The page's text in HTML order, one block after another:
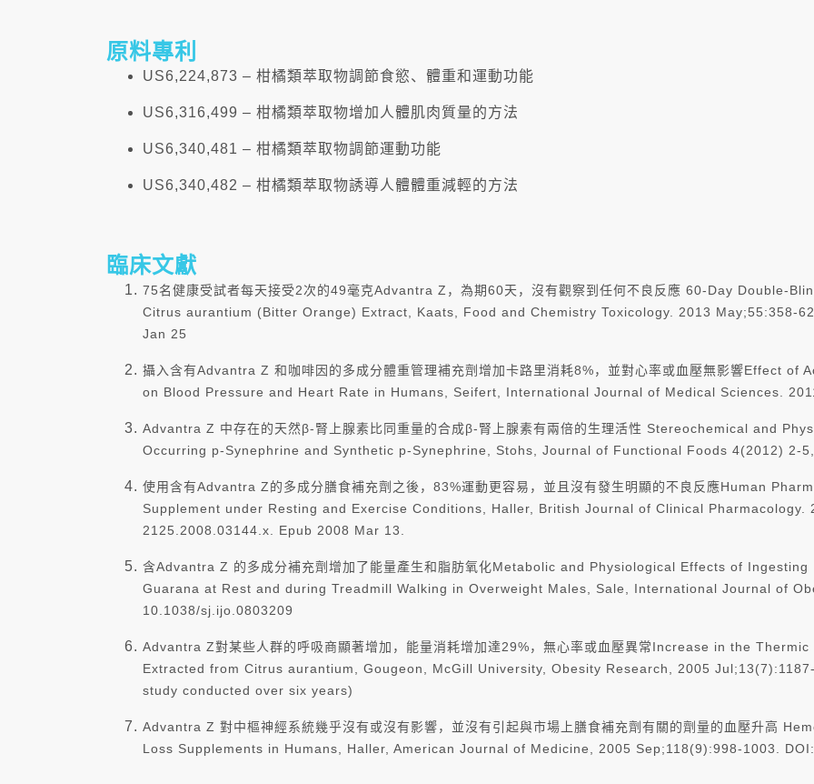
原料專利
US6,224,873 – 柑橘類萃取物調節食慾、體重和運動功能
US6,316,499 – 柑橘類萃取物增加人體肌肉質量的方法
US6,340,481 – 柑橘類萃取物調節運動功能
US6,340,482 – 柑橘類萃取物誘導人體體重減輕的方法
臨床文獻
75名健康受試者每天接受2次的49毫克Advantra Z，為期60天，沒有觀察到任何不良反應 60-Day Double-
Citrus aurantium (Bitter Orange) Extract, Kaats, Food and Chemistry Toxicology. 2013 May;55:358-
Jan 25
攝入含有Advantra Z 和咖啡因的多成分體重管理補充劑增加卡路里消耗8%，並對心率或血壓無影響Effect of
on Blood Pressure and Heart Rate in Humans, Seifert, International Journal of Medical Sciences.
Advantra Z 中存在的天然β-腎上腺素比同重量的合成β-腎上腺素有兩倍的生理活性 Stereochemical and
Occurring p-Synephrine and Synthetic p-Synephrine, Stohs, Journal of Functional Foods 4(2012) 2-
使用含有Advantra Z的多成分膳食補充劑之後，83%運動更容易，並且沒有發生明顯的不良反應Human
Supplement under Resting and Exercise Conditions, Haller, British Journal of Clinical
2125.2008.03144.x. Epub 2008 Mar 13.
含Advantra Z 的多成分補充劑增加了能量產生和脂肪氧化Metabolic and Physiological Effects of
Guarana at Rest and during Treadmill Walking in Overweight Males, Sale, International Journal of
10.1038/sj.ijo.0803209
Advantra Z對某些人群的呼吸商顯著增加，能量消耗增加達29%，無心率或血壓異常Increase in the
Extracted from Citrus aurantium, Gougeon, McGill University, Obesity Research, 2005
study conducted over six years)
Advantra Z 對中樞神經系統幾乎沒有或沒有影響，並沒有引起與市場上膳食補充劑有關的劑量的血壓升高
Loss Supplements in Humans, Haller, American Journal of Medicine, 2005 Sep;118(9):998-1003.